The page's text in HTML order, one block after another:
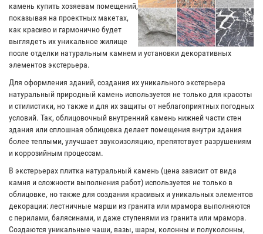
камень купить хозяевам помещений,
показывая на проектных макетах,
как красиво и гармонично будет
выглядеть их уникальное жилище
после отделки натуральным камнем и установки декоративных
элементов экстерьера.
Для оформления зданий, создания их уникального экстерьера
натуральный природный камень используется не только для красоты
и стилистики, но также и для их защиты от неблагоприятных погодных
условий. Так, облицовочный внутренний камень нижней части стен
здания или сплошная облицовка делает помещения внутри здания
более теплыми, улучшает звукоизоляцию, препятствует разрушениям
и коррозийным процессам.
В экстерьерах плитка натуральный камень (цена зависит от вида
камня и сложности выполнения работ) используется не только в
облицовке, но также для создания красивых и уникальных элементов
декорации: лестничные марши из гранита или мрамора выполняются
с перилами, балясинами, и даже ступенями из гранита или мрамора.
Создаются уникальные чаши, вазы, шары, колонны и полуколонны,